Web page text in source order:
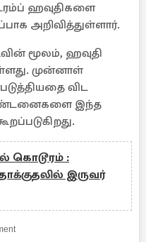
ஹவுதிகளை
அறிவித்துள்ளார்.
மூலம், ஹவுதி
முன்னாள்
விட
இந்த
கொடூரம் :
தாக்குதலில் இருவர்